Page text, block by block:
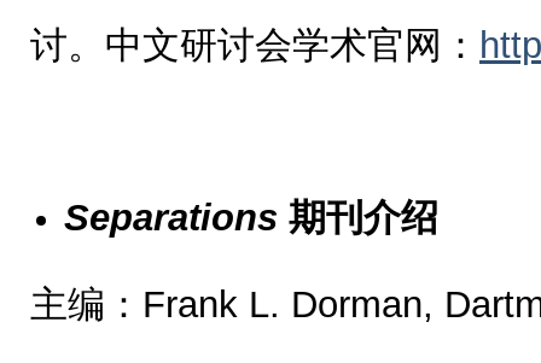
讨。中文研讨会学术官网：
Separations 期刊介绍
主编：Frank L. Dorman,